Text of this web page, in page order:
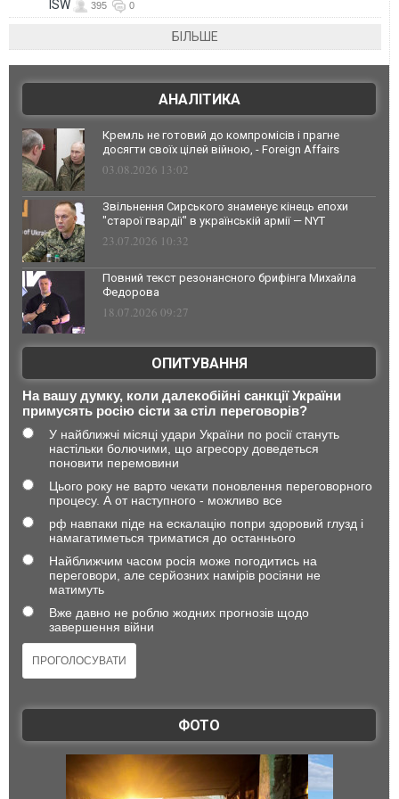
ISW 395 0
БІЛЬШЕ
АНАЛІТИКА
Кремль не готовий до компромісів і прагне
досягти своїх цілей війною, - Foreign Affairs
03.08.2026 13:02
Звільнення Сирського знаменує кінець епохи
"старої гвардії" в українській армії — NYT
23.07.2026 10:32
Повний текст резонансного брифінга Михайла
Федорова
18.07.2026 09:27
ОПИТУВАННЯ
На вашу думку, коли далекобійні санкції України
примусять росію сісти за стіл переговорів?
У найближчі місяці удари України по росії стануть
настільки болючими, що агресору доведеться
поновити перемовини
Цього року не варто чекати поновлення переговорного
процесу. А от наступного - можливо все
рф навпаки піде на ескалацію попри здоровий глузд і
намагатиметься триматися до останнього
Найближчим часом росія може погодитись на
переговори, але серйозних намірів росіяни не
матимуть
Вже давно не роблю жодних прогнозів щодо
завершення війни
ФОТО